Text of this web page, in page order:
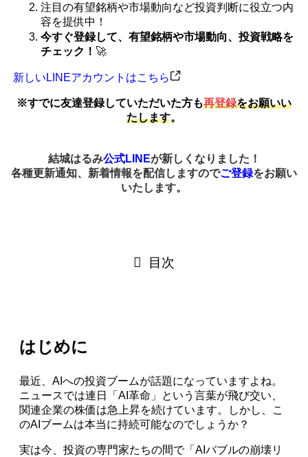
注目の有望銘柄や市場動向など投資判断に役立つ内
容を提供中！
今すぐ登録して、有望銘柄や市場動向、投資戦略を
チェック！ 🚀
新しいLINEアカウントはこちら
※すでに友達登録していただいた方も再登録をお願いい
たします。
結城はるみ公式LINEが新しくなりました！
各種更新通知、新着情報を配信しますのでご登録をお願い
いたします。
目次
はじめに
最近、AIへの投資ブームが話題になっていますよね。
ニュースでは連日「AI革命」という言葉が飛び交い、
関連企業の株価は急上昇を続けています。しかし、こ
のAIブームは本当に持続可能なのでしょうか？
実は今、投資の専門家たちの間で「AIバブルの崩壊リ